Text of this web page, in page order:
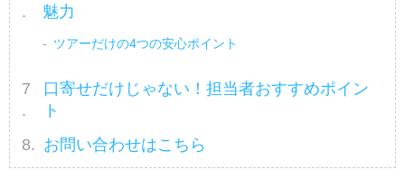
魅力
ツアーだけの4つの安心ポイント
口寄せだけじゃない！担当者おすすめポイン
ト
お問い合わせはこちら